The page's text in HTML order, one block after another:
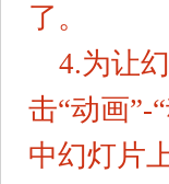
了。
4.为让
击“动画”-
中幻灯片